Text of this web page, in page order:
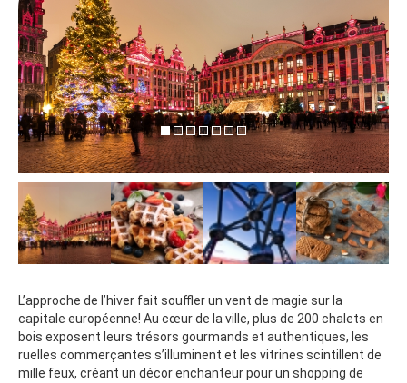
L’approche de l’hiver fait souffler un vent de magie sur la
capitale européenne! Au cœur de la ville, plus de 200 chalets en
bois exposent leurs trésors gourmands et authentiques, les
ruelles commerçantes s’illuminent et les vitrines scintillent de
mille feux, créant un décor enchanteur pour un shopping de